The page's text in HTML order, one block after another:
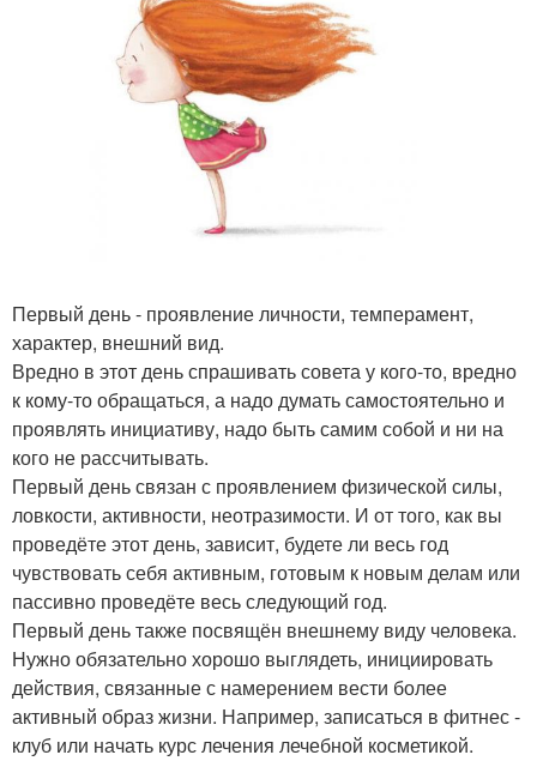
Первый день - проявление личности, темперамент,
характер, внешний вид.
Вредно в этот день спрашивать совета у кого-то, вредно
к кому-то обращаться, а надо думать самостоятельно и
проявлять инициативу, надо быть самим собой и ни на
кого не рассчитывать.
Первый день связан с проявлением физической силы,
ловкости, активности, неотразимости. И от того, как вы
проведёте этот день, зависит, будете ли весь год
чувствовать себя активным, готовым к новым делам или
пассивно проведёте весь следующий год.
Первый день также посвящён внешнему виду человека.
Нужно обязательно хорошо выглядеть, инициировать
действия, связанные с намерением вести более
активный образ жизни. Например, записаться в фитнес -
клуб или начать курс лечения лечебной косметикой.